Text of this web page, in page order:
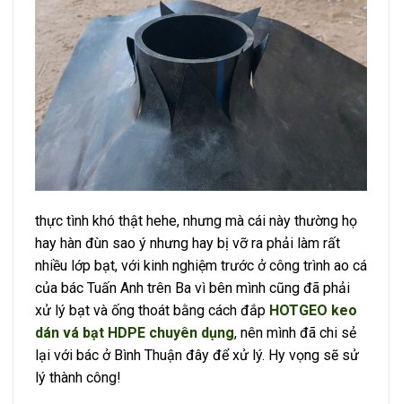
thực tình khó thật hehe, nhưng mà cái này thường họ
hay hàn đùn sao ý nhưng hay bị vỡ ra phải làm rất
nhiều lớp bạt, với kinh nghiệm trước ở công trình ao cá
của bác Tuấn Anh trên Ba vì bên mình cũng đã phải
xử lý bạt và ống thoát bằng cách đắp HOTGEO keo
dán vá bạt HDPE chuyên dụng, nên mình đã chi sẻ
lại với bác ở Bình Thuận đây để xử lý. Hy vọng sẽ sử
lý thành công!